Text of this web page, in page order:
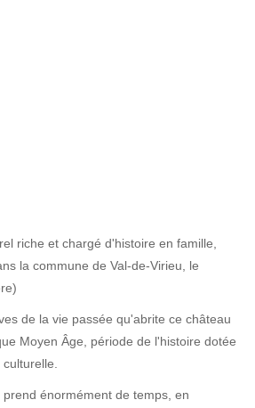
riche et chargé d'histoire en famille,
la commune de Val-de-Virieu, le
de la vie passée qu'abrite ce château
Moyen Âge, période de l'histoire dotée
énormément de temps, en